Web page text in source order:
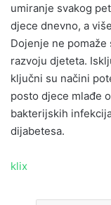
umiranje svakog
djece dnevno, a
Dojenje ne
razvoju djeteta.
ključni su načini
posto djece mlađe
bakterijskih
dijabetesa.
klix